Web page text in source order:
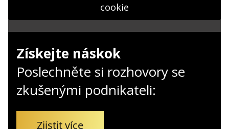
Hledat
cookie
Získejte náskok
Poslechněte si rozhovory se
zkušenými podnikateli:
Zjistit více